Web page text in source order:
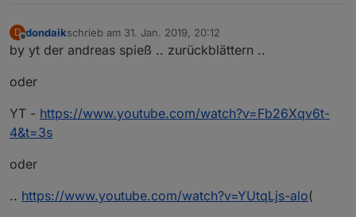
D
Offline
dondaikschrieb am 31. Jan. 2019, 20:12
zuletzt editiert von
by yt der andreas spieß .. zurückblättern ..
oder
YT - https://www.youtube.com/watch?v=Fb26Xqv6t-
4&t=3s
oder
.. https://www.youtube.com/watch?v=YUtqLjs-alo(